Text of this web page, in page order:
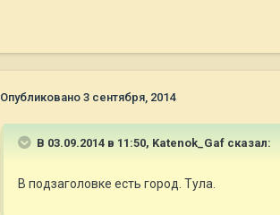
Опубликовано 3 сентября, 2014
В 03.09.2014 в 11:50, Katenok_Gaf сказал:
В подзаголовке есть город. Тула.